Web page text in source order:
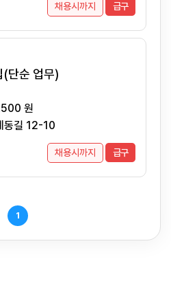
채용시까지 급구
(단순 업무)
2,096,500 원
동길 12-10
채용시까지 급구
1